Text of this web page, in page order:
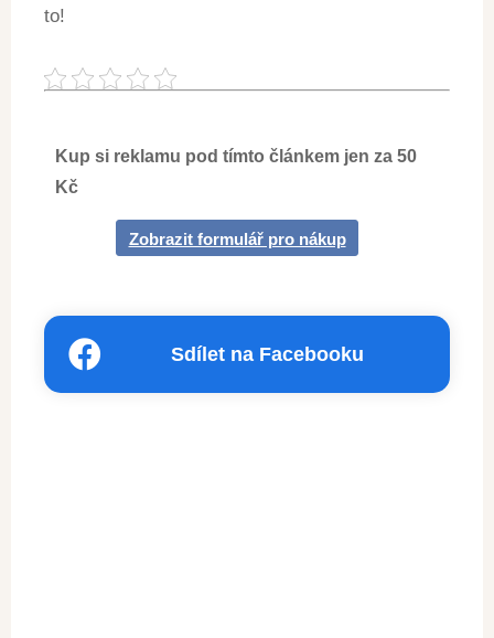
to!
Kup si reklamu pod tímto článkem jen za 50
Kč
Zobrazit formulář pro nákup
Sdílet na Facebooku